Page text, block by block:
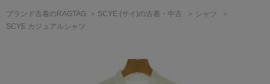
ト
ブランド古着のRAGTAG SCYE (サイ)の古着・中古
シャツ
SCYE カジュアルシャツ